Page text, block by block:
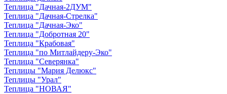
Теплица "Дачная-2ДУМ"
Теплица "Дачная-Стрелка"
Теплица "Дачная-Эко"
Теплица "Добротная 20"
Теплица "Крабовая"
Теплица "по Митлайдеру-Эко"
Теплица "Северянка"
Теплицы "Мария Делюкс"
Теплицы "Урал"
Теплица "НОВАЯ"